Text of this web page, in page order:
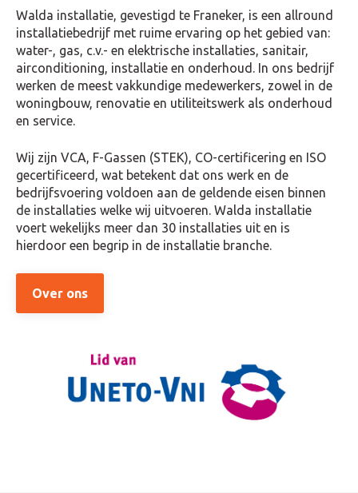
Walda installatie, gevestigd te Franeker, is een allround
installatiebedrijf met ruime ervaring op het gebied van:
water-, gas, c.v.- en elektrische installaties, sanitair,
airconditioning, installatie en onderhoud. In ons bedrijf
werken de meest vakkundige medewerkers, zowel in de
woningbouw, renovatie en utiliteitswerk als onderhoud
en service.
Wij zijn VCA, F-Gassen (STEK), CO-certificering en ISO
gecertificeerd, wat betekent dat ons werk en de
bedrijfsvoering voldoen aan de geldende eisen binnen
de installaties welke wij uitvoeren. Walda installatie
voert wekelijks meer dan 30 installaties uit en is
hierdoor een begrip in de installatie branche.
Over ons